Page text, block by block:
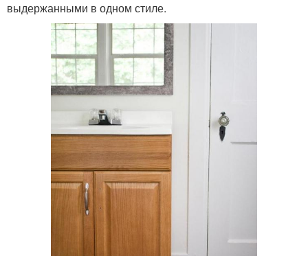
выдержанными в одном стиле.